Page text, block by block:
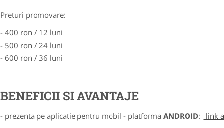
Preturi promovare:
- 400 ron / 12 luni
- 500 ron / 24 luni
- 600 ron / 36 luni
BENEFICII SI AVANTAJE
- prezenta pe aplicatie pentru mobil - platforma ANDROID:
link